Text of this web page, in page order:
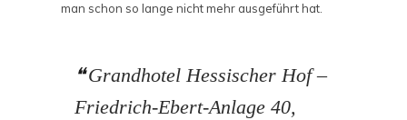
man schon so lange nicht mehr ausgeführt hat.
Grandhotel Hessischer Hof –
Friedrich-Ebert-Anlage 40,